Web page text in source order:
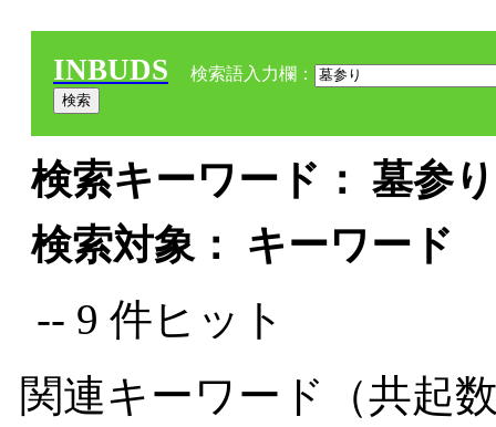
INBUDS 検索語入力欄：
検索キーワード： 墓参
検索対象： キーワード
-- 9 件ヒット
関連キーワード（共起